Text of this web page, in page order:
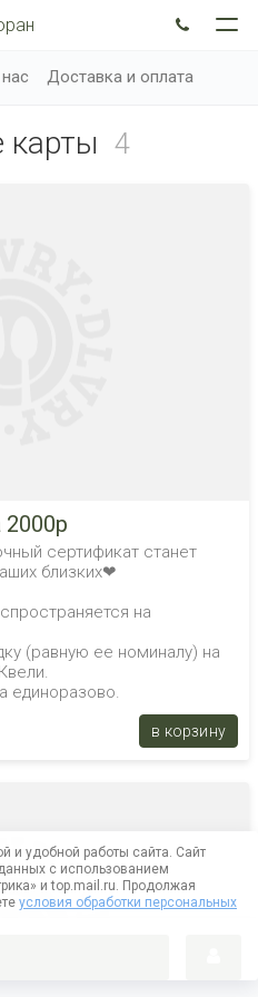
Доставка и оплата
карты 4
2000р
сертификат станет
близких❤
на
(равную ее номиналу) на
единоразово.
в корзину
и удобной работы сайта. Сайт
с использованием
и top.mail.ru. Продолжая
условия обработки персональных